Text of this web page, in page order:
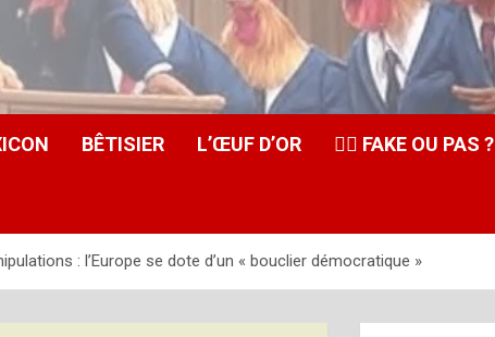
BÊTISIER L’ŒUF D’OR 🕵️‍♂️ FAKE OU PAS ?
: l’Europe se dote d’un « bouclier démocratique »